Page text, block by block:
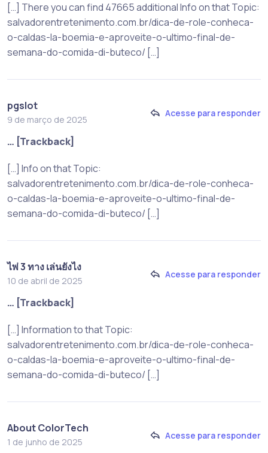
[…] There you can find 47665 additional Info on that Topic:
salvadorentretenimento.com.br/dica-de-role-conheca-
o-caldas-la-boemia-e-aproveite-o-ultimo-final-de-
semana-do-comida-di-buteco/ […]
pgslot
9 de março de 2025
Acesse para responder
… [Trackback]
[…] Info on that Topic:
salvadorentretenimento.com.br/dica-de-role-conheca-
o-caldas-la-boemia-e-aproveite-o-ultimo-final-de-
semana-do-comida-di-buteco/ […]
ไพ่ 3 ทาง เล่นยังไง
10 de abril de 2025
Acesse para responder
… [Trackback]
[…] Information to that Topic:
salvadorentretenimento.com.br/dica-de-role-conheca-
o-caldas-la-boemia-e-aproveite-o-ultimo-final-de-
semana-do-comida-di-buteco/ […]
About ColorTech
1 de junho de 2025
Acesse para responder